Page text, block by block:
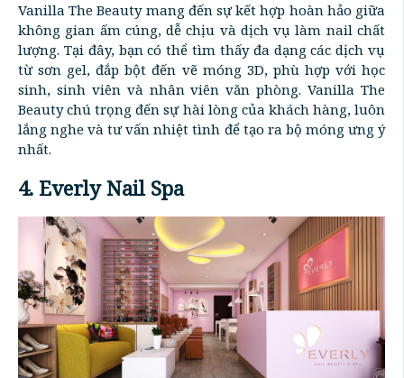
Vanilla The Beauty mang đến sự kết hợp hoàn hảo giữa
không gian ấm cúng, dễ chịu và dịch vụ làm nail chất
lượng. Tại đây, bạn có thể tìm thấy đa dạng các dịch vụ
từ sơn gel, đắp bột đến vẽ móng 3D, phù hợp với học
sinh, sinh viên và nhân viên văn phòng. Vanilla The
Beauty chú trọng đến sự hài lòng của khách hàng, luôn
lắng nghe và tư vấn nhiệt tình để tạo ra bộ móng ưng ý
nhất.
4. Everly Nail Spa